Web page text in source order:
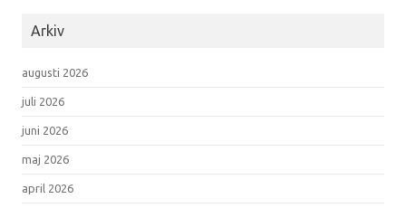
Arkiv
augusti 2026
juli 2026
juni 2026
maj 2026
april 2026